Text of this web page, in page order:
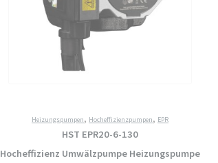
Heizungspumpen, Hocheffizienzpumpen, EPR
HST EPR20-6-130
Hocheffizienz Umwälzpumpe Heizungspumpe